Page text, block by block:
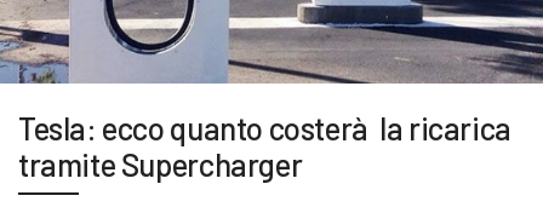
Tesla: ecco quanto costerà la ricarica
tramite Supercharger